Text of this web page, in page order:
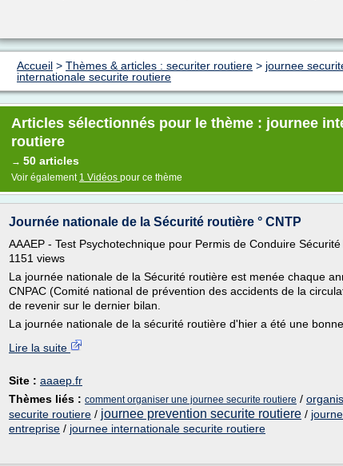
Accueil > Thèmes & articles : securiter routiere > journee
internationale securite routiere
Articles sélectionnés pour le thème : journee
routiere
→ 50 articles
Voir également 1 Vidéos pour ce thème
Journée nationale de la Sécurité routière ° CNTP
AAAEP - Test Psychotechnique pour Permis de Conduire
1151 views
La journée nationale de la Sécurité routière est menée chaque
CNPAC (Comité national de prévention des accidents de la
de revenir sur le dernier bilan.
La journée nationale de la sécurité routière d'hier a été une bonne
Lire la suite
Site : aaaep.fr
Thèmes liés : comment organiser une journee securite routiere /
securite routiere / journee prevention securite routiere /
entreprise / journee internationale securite routiere